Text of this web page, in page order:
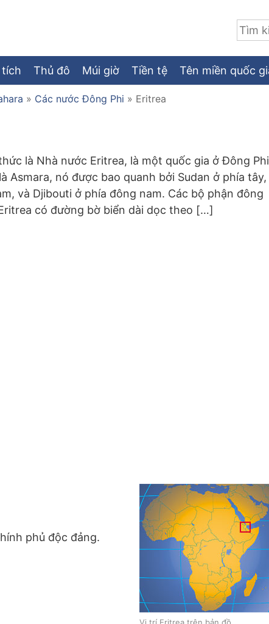
Tìm:
tích Thủ đô Múi giờ Tiền tệ Tên miền quốc
» Các nước Đông Phi » Eritrea
là Nhà nước Eritrea, là một quốc gia ở Đông
Asmara, nó được bao quanh bởi Sudan ở phía tây,
và Djibouti ở phía đông nam. Các bộ phận đông
có đường bờ biển dài dọc theo […]
phủ độc đảng.